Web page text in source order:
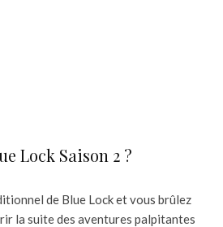
Lock Saison 2 ?
de Blue Lock et vous brûlez
la suite des aventures palpitantes